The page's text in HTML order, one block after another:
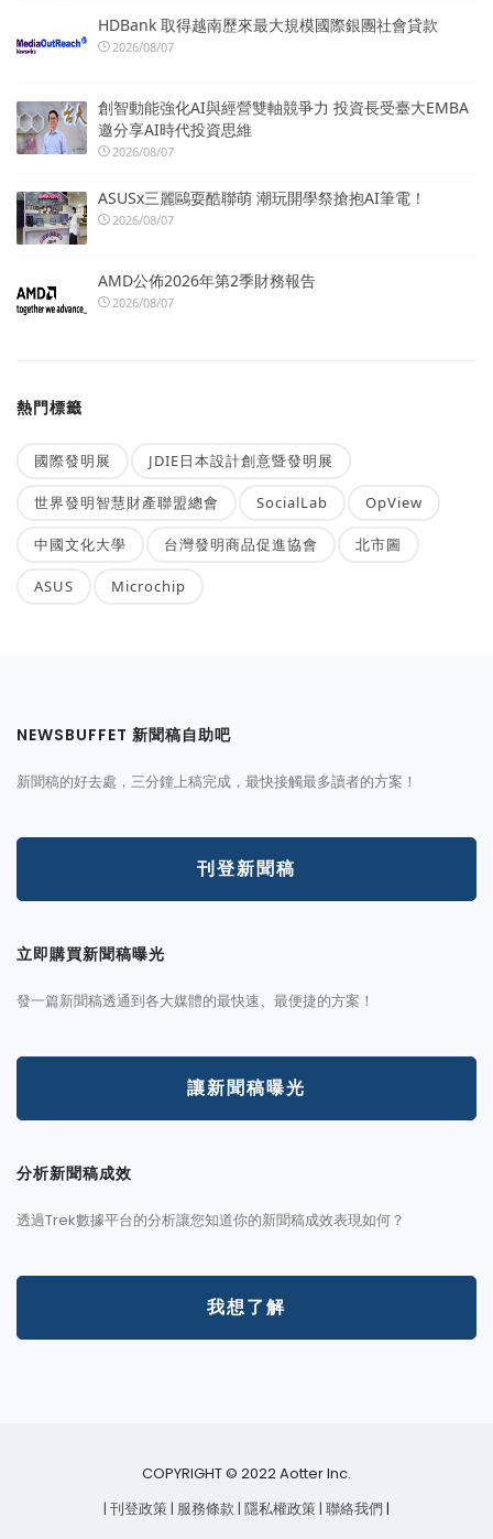
HDBank 取得越南歷來最大規模國際銀團社會貸款
2026/08/07
創智動能強化AI與經營雙軸競爭力 投資長受臺大EMBA
邀分享AI時代投資思維
2026/08/07
ASUSx三麗鷗耍酷聯萌 潮玩開學祭搶抱AI筆電！
2026/08/07
AMD公佈2026年第2季財務報告
2026/08/07
熱門標籤
國際發明展 JDIE日本設計創意暨發明展
世界發明智慧財產聯盟總會 SocialLab OpView
中國文化大學 台灣發明商品促進協會 北市圖
ASUS Microchip
NEWSBUFFET 新聞稿自助吧
新聞稿的好去處，三分鐘上稿完成，最快接觸最多讀者的方案！
刊登新聞稿
立即購買新聞稿曝光
發一篇新聞稿透通到各大媒體的最快速、最便捷的方案！
讓新聞稿曝光
分析新聞稿成效
透過Trek數據平台的分析讓您知道你的新聞稿成效表現如何？
我想了解
COPYRIGHT © 2022 Aotter Inc.
| 刊登政策| 服務條款| 隱私權政策| 聯絡我們 |